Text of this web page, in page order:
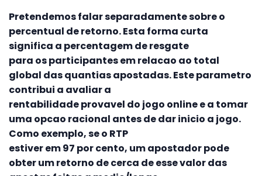
Pretendemos falar separadamente sobre o
percentual de retorno. Esta forma curta
significa a percentagem de resgate
para os participantes em relacao ao total
global das quantias apostadas. Este parametro
contribui a avaliar a
rentabilidade provavel do jogo online e a tomar
uma opcao racional antes de dar inicio a jogo.
Como exemplo, se o RTP
estiver em 97 por cento, um apostador pode
obter um retorno de cerca de esse valor das